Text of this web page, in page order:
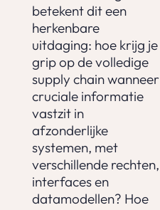
betekent dit een
herkenbare
uitdaging: hoe krijg je
grip op de volledige
supply chain wanneer
cruciale informatie
vastzit in
afzonderlijke
systemen, met
verschillende rechten,
interfaces en
datamodellen? Hoe